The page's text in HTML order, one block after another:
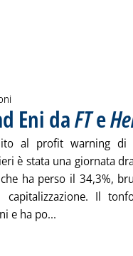
Eni daFTe
al profit warning di
ieri è stata una giornata
ha perso il 34,3%,
capitalizzazione. Il
e ha po...